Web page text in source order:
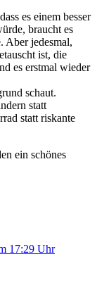
es einem besser
braucht es
Aber jedesmal,
ist, die
es erstmal wieder
schaut.
statt
statt riskante
ein schönes
17:29 Uhr